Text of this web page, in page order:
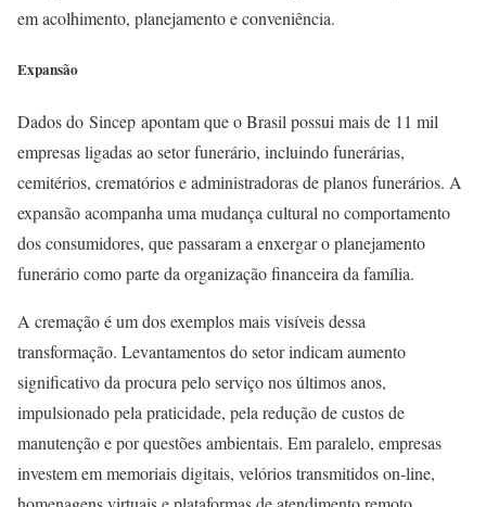
em acolhimento, planejamento e conveniência.
Expansão
Dados do Sincep apontam que o Brasil possui mais de 11 mil
empresas ligadas ao setor funerário, incluindo funerárias,
cemitérios, crematórios e administradoras de planos funerários. A
expansão acompanha uma mudança cultural no comportamento
dos consumidores, que passaram a enxergar o planejamento
funerário como parte da organização financeira da família.
A cremação é um dos exemplos mais visíveis dessa
transformação. Levantamentos do setor indicam aumento
significativo da procura pelo serviço nos últimos anos,
impulsionado pela praticidade, pela redução de custos de
manutenção e por questões ambientais. Em paralelo, empresas
investem em memoriais digitais, velórios transmitidos on-line,